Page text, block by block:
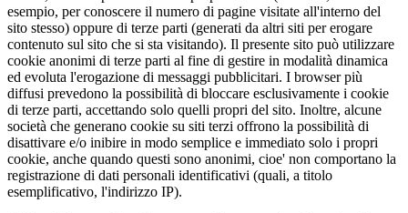
esempio, per conoscere il numero di pagine visitate all'interno del
sito stesso) oppure di terze parti (generati da altri siti per erogare
contenuto sul sito che si sta visitando). Il presente sito può utilizzare
cookie anonimi di terze parti al fine di gestire in modalità dinamica
ed evoluta l'erogazione di messaggi pubblicitari. I browser più
diffusi prevedono la possibilità di bloccare esclusivamente i cookie
di terze parti, accettando solo quelli propri del sito. Inoltre, alcune
società che generano cookie su siti terzi offrono la possibilità di
disattivare e/o inibire in modo semplice e immediato solo i propri
cookie, anche quando questi sono anonimi, cioe' non comportano la
registrazione di dati personali identificativi (quali, a titolo
esemplificativo, l'indirizzo IP).